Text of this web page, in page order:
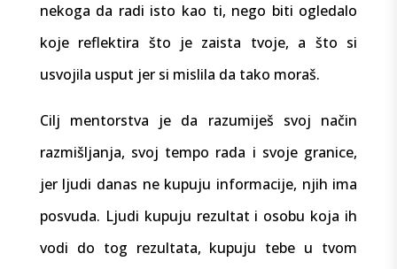
nekoga da radi isto kao ti, nego biti ogledalo
koje reflektira što je zaista tvoje, a što si
usvojila usput jer si mislila da tako moraš.
Cilj mentorstva je da razumiješ svoj način
razmišljanja, svoj tempo rada i svoje granice,
jer ljudi danas ne kupuju informacije, njih ima
posvuda. Ljudi kupuju rezultat i osobu koja ih
vodi do tog rezultata, kupuju tebe u tvom